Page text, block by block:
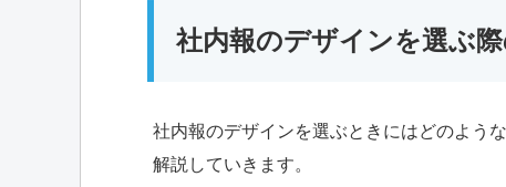
社内報のデザインを選ぶ
社内報のデザインを選ぶときにはどのよう
解説していきます。